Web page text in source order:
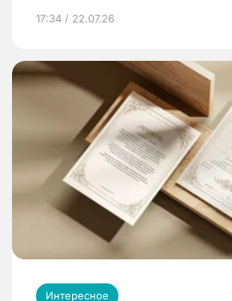
17:34 / 22.07.26
Интересное